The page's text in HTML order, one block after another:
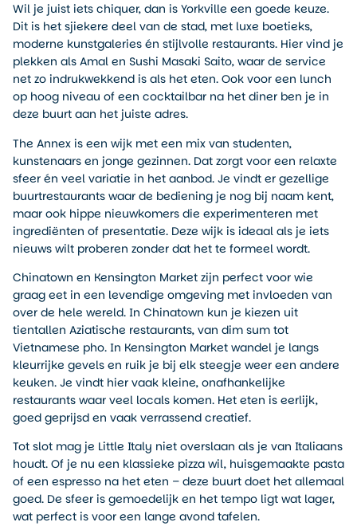
Wil je juist iets chiquer, dan is Yorkville een goede keuze.
Dit is het sjiekere deel van de stad, met luxe boetieks,
moderne kunstgaleries én stijlvolle restaurants. Hier vind je
plekken als Amal en Sushi Masaki Saito, waar de service
net zo indrukwekkend is als het eten. Ook voor een lunch
op hoog niveau of een cocktailbar na het diner ben je in
deze buurt aan het juiste adres.
The Annex is een wijk met een mix van studenten,
kunstenaars en jonge gezinnen. Dat zorgt voor een relaxte
sfeer én veel variatie in het aanbod. Je vindt er gezellige
buurtrestaurants waar de bediening je nog bij naam kent,
maar ook hippe nieuwkomers die experimenteren met
ingrediënten of presentatie. Deze wijk is ideaal als je iets
nieuws wilt proberen zonder dat het te formeel wordt.
Chinatown en Kensington Market zijn perfect voor wie
graag eet in een levendige omgeving met invloeden van
over de hele wereld. In Chinatown kun je kiezen uit
tientallen Aziatische restaurants, van dim sum tot
Vietnamese pho. In Kensington Market wandel je langs
kleurrijke gevels en ruik je bij elk steegje weer een andere
keuken. Je vindt hier vaak kleine, onafhankelijke
restaurants waar veel locals komen. Het eten is eerlijk,
goed geprijsd en vaak verrassend creatief.
Tot slot mag je Little Italy niet overslaan als je van Italiaans
houdt. Of je nu een klassieke pizza wil, huisgemaakte pasta
of een espresso na het eten – deze buurt doet het allemaal
goed. De sfeer is gemoedelijk en het tempo ligt wat lager,
wat perfect is voor een lange avond tafelen.